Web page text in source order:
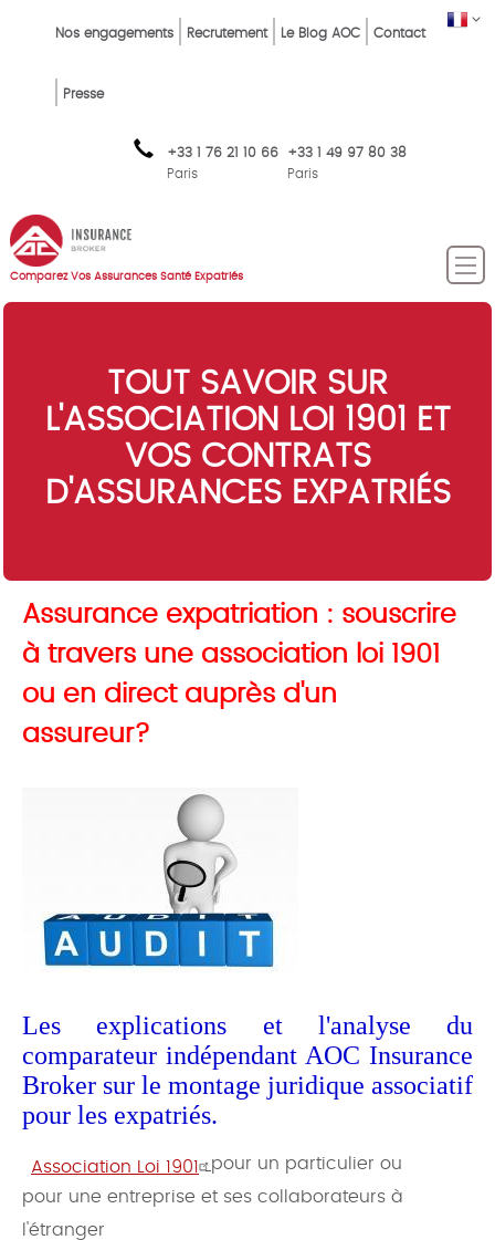
FR
Top
FR
Nos engagements Recrutement Le Blog AOC Contact
Presse
+33 1 76 21 10 66
Paris
+33 1 49 97 80 38
Paris
Comparez Vos Assurances Santé Expatriés
TOUT SAVOIR SUR
L'ASSOCIATION LOI 1901 ET
VOS CONTRATS
D'ASSURANCES EXPATRIÉS
Assurance expatriation : souscrire
à travers une association loi 1901
ou en direct auprès d'un
assureur?
Les explications et l'analyse du
comparateur indépendant AOC Insurance
Broker sur le montage juridique associatif
pour les expatriés.
Association Loi 1901
pour un particulier ou
pour une entreprise et ses collaborateurs à
l'étranger